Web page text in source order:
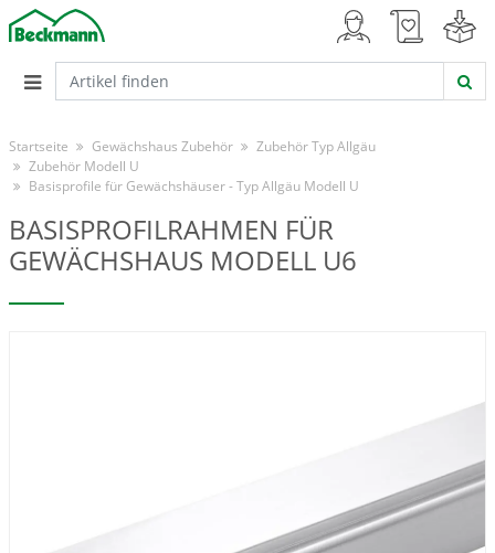
Startseite Gewächshaus Zubehör
Zubehör Typ Allgäu
Zubehör Modell U
Basisprofile für Gewächshäuser - Typ Allgäu Modell U
BASISPROFILRAHMEN FÜR
GEWÄCHSHAUS MODELL U6